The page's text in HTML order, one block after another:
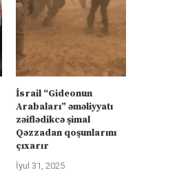
İsrail “Gideonun
Arabaları” əməliyyatı
zəiflədikcə şimal
Qəzzadan qoşunlarını
çıxarır
İyul 31, 2025